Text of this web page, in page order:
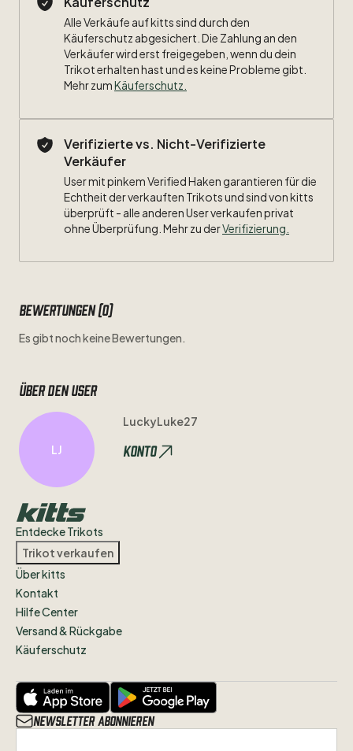
Alle Verkäufe auf kitts sind durch den
Käuferschutz abgesichert. Die Zahlung an den
Verkäufer wird erst freigegeben, wenn du dein
Trikot erhalten hast und es keine Probleme gibt.
Mehr zumKäuferschutz
Verifizierte vs. Nicht-Verifizierte
Verkäufer
User mit pinkem Verified Haken garantieren für die
Echtheit der verkauften Trikots und sind von kitts
überprüft - alle anderen User verkaufen privat
ohne Überprüfung. Mehr zu derVerifizierung.
Bewertungen (0)
Es gibt noch keine Bewertungen.
Über den user
LJ
LuckyLuke27
Konto
Entdecke Trikots
Trikot verkaufen
Über kitts
Kontakt
Hilfe Center
Versand & Rückgabe
Käuferschutz
Newsletter abonnieren